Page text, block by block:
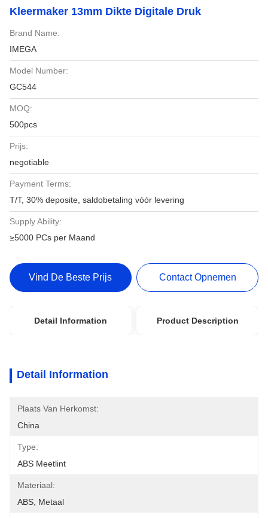
Kleermaker 13mm Dikte Digitale Druk
Brand Name:
IMEGA
Model Number:
GC544
MOQ:
500pcs
Prijs:
negotiable
Payment Terms:
T/T, 30% deposite, saldobetaling vóór levering
Supply Ability:
≥5000 PCs per Maand
Vind De Beste Prijs Contact Opnemen
Detail Information Product Description
Detail Information
Plaats Van Herkomst:
China
Type:
ABS Meetlint
Materiaal:
ABS, Metaal